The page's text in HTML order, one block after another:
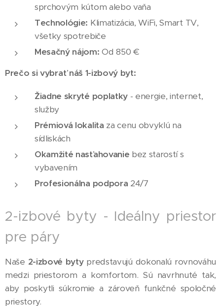
sprchovým kútom alebo vaňa
Technológie: Klimatizácia, WiFi, Smart TV,
všetky spotrebiče
Mesačný nájom: Od 850 €
Prečo si vybrať náš 1-izbový byt:
Žiadne skryté poplatky- energie, internet,
služby
Prémiová lokalita za cenu obvyklú na
sídliskách
Okamžité nasťahovanie bez starostí s
vybavením
Profesionálna podpora 24/7
2-izbové byty - Ideálny priestor
pre páry
Naše 2-izbové bytypredstavujú dokonalú rovnováhu
medzi priestorom a komfortom. Sú navrhnuté tak,
aby poskytli súkromie a zároveň funkčné spoločné
priestory.